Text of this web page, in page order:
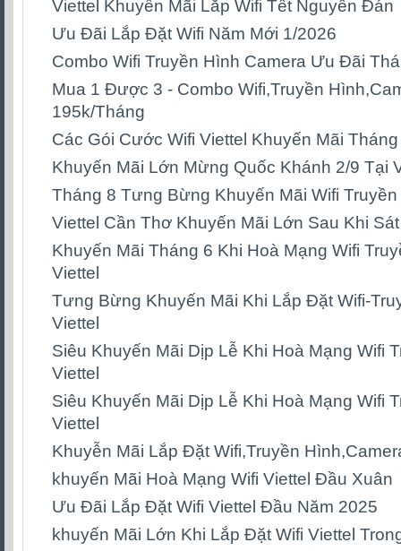
Viettel Khuyến Mãi Lắp Wifi Tết Nguyên Đán
Ưu Đãi Lắp Đặt Wifi Năm Mới 1/2026
Combo Wifi Truyền Hình Camera Ưu Đãi
Mua 1 Được 3 - Combo Wifi,Truyền
195k/Tháng
Các Gói Cước Wifi Viettel Khuyến Mãi
Khuyến Mãi Lớn Mừng Quốc Khánh 2/9 Tại
Tháng 8 Tưng Bừng Khuyến Mãi Wifi
Viettel Cần Thơ Khuyến Mãi Lớn Sau Khi
Khuyến Mãi Tháng 6 Khi Hoà Mạng Wifi
Viettel
Tưng Bừng Khuyến Mãi Khi Lắp Đặt Wifi-
Viettel
Siêu Khuyến Mãi Dịp Lễ Khi Hoà Mạng Wifi
Viettel
Siêu Khuyến Mãi Dịp Lễ Khi Hoà Mạng Wifi
Viettel
Khuyễn Mãi Lắp Đặt Wifi,Truyền
khuyến Mãi Hoà Mạng Wifi Viettel Đầu Xuân
Ưu Đãi Lắp Đặt Wifi Viettel Đầu Năm 2025
khuyến Mãi Lớn Khi Lắp Đặt Wifi Viettel